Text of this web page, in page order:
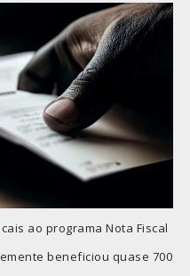
ao programa Nota Fiscal
beneficiou quase 700